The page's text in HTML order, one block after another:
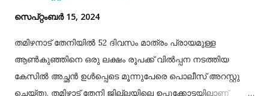
സെപ്റ്റംബർ 15, 2024
തമിഴനാട് തേനിയില്‍ 52 ദിവസം മാത്രം പ്രായമുള്ള
ആണ്‍കുഞ്ഞിനെ ഒരു ലക്ഷം രൂപക്ക് വില്‍പ്പന നടത്തിയ
കേസില്‍ അച്ഛൻ ഉള്‍പ്പെടെ മൂന്നുപേരെ പൊലീസ് അറസ്റ്റു
ചെയ്തു. തമിഴ്നാട് തേനി ജില്ലയിലെ ഉപ്പുക്കോട്ടയിലാണ്